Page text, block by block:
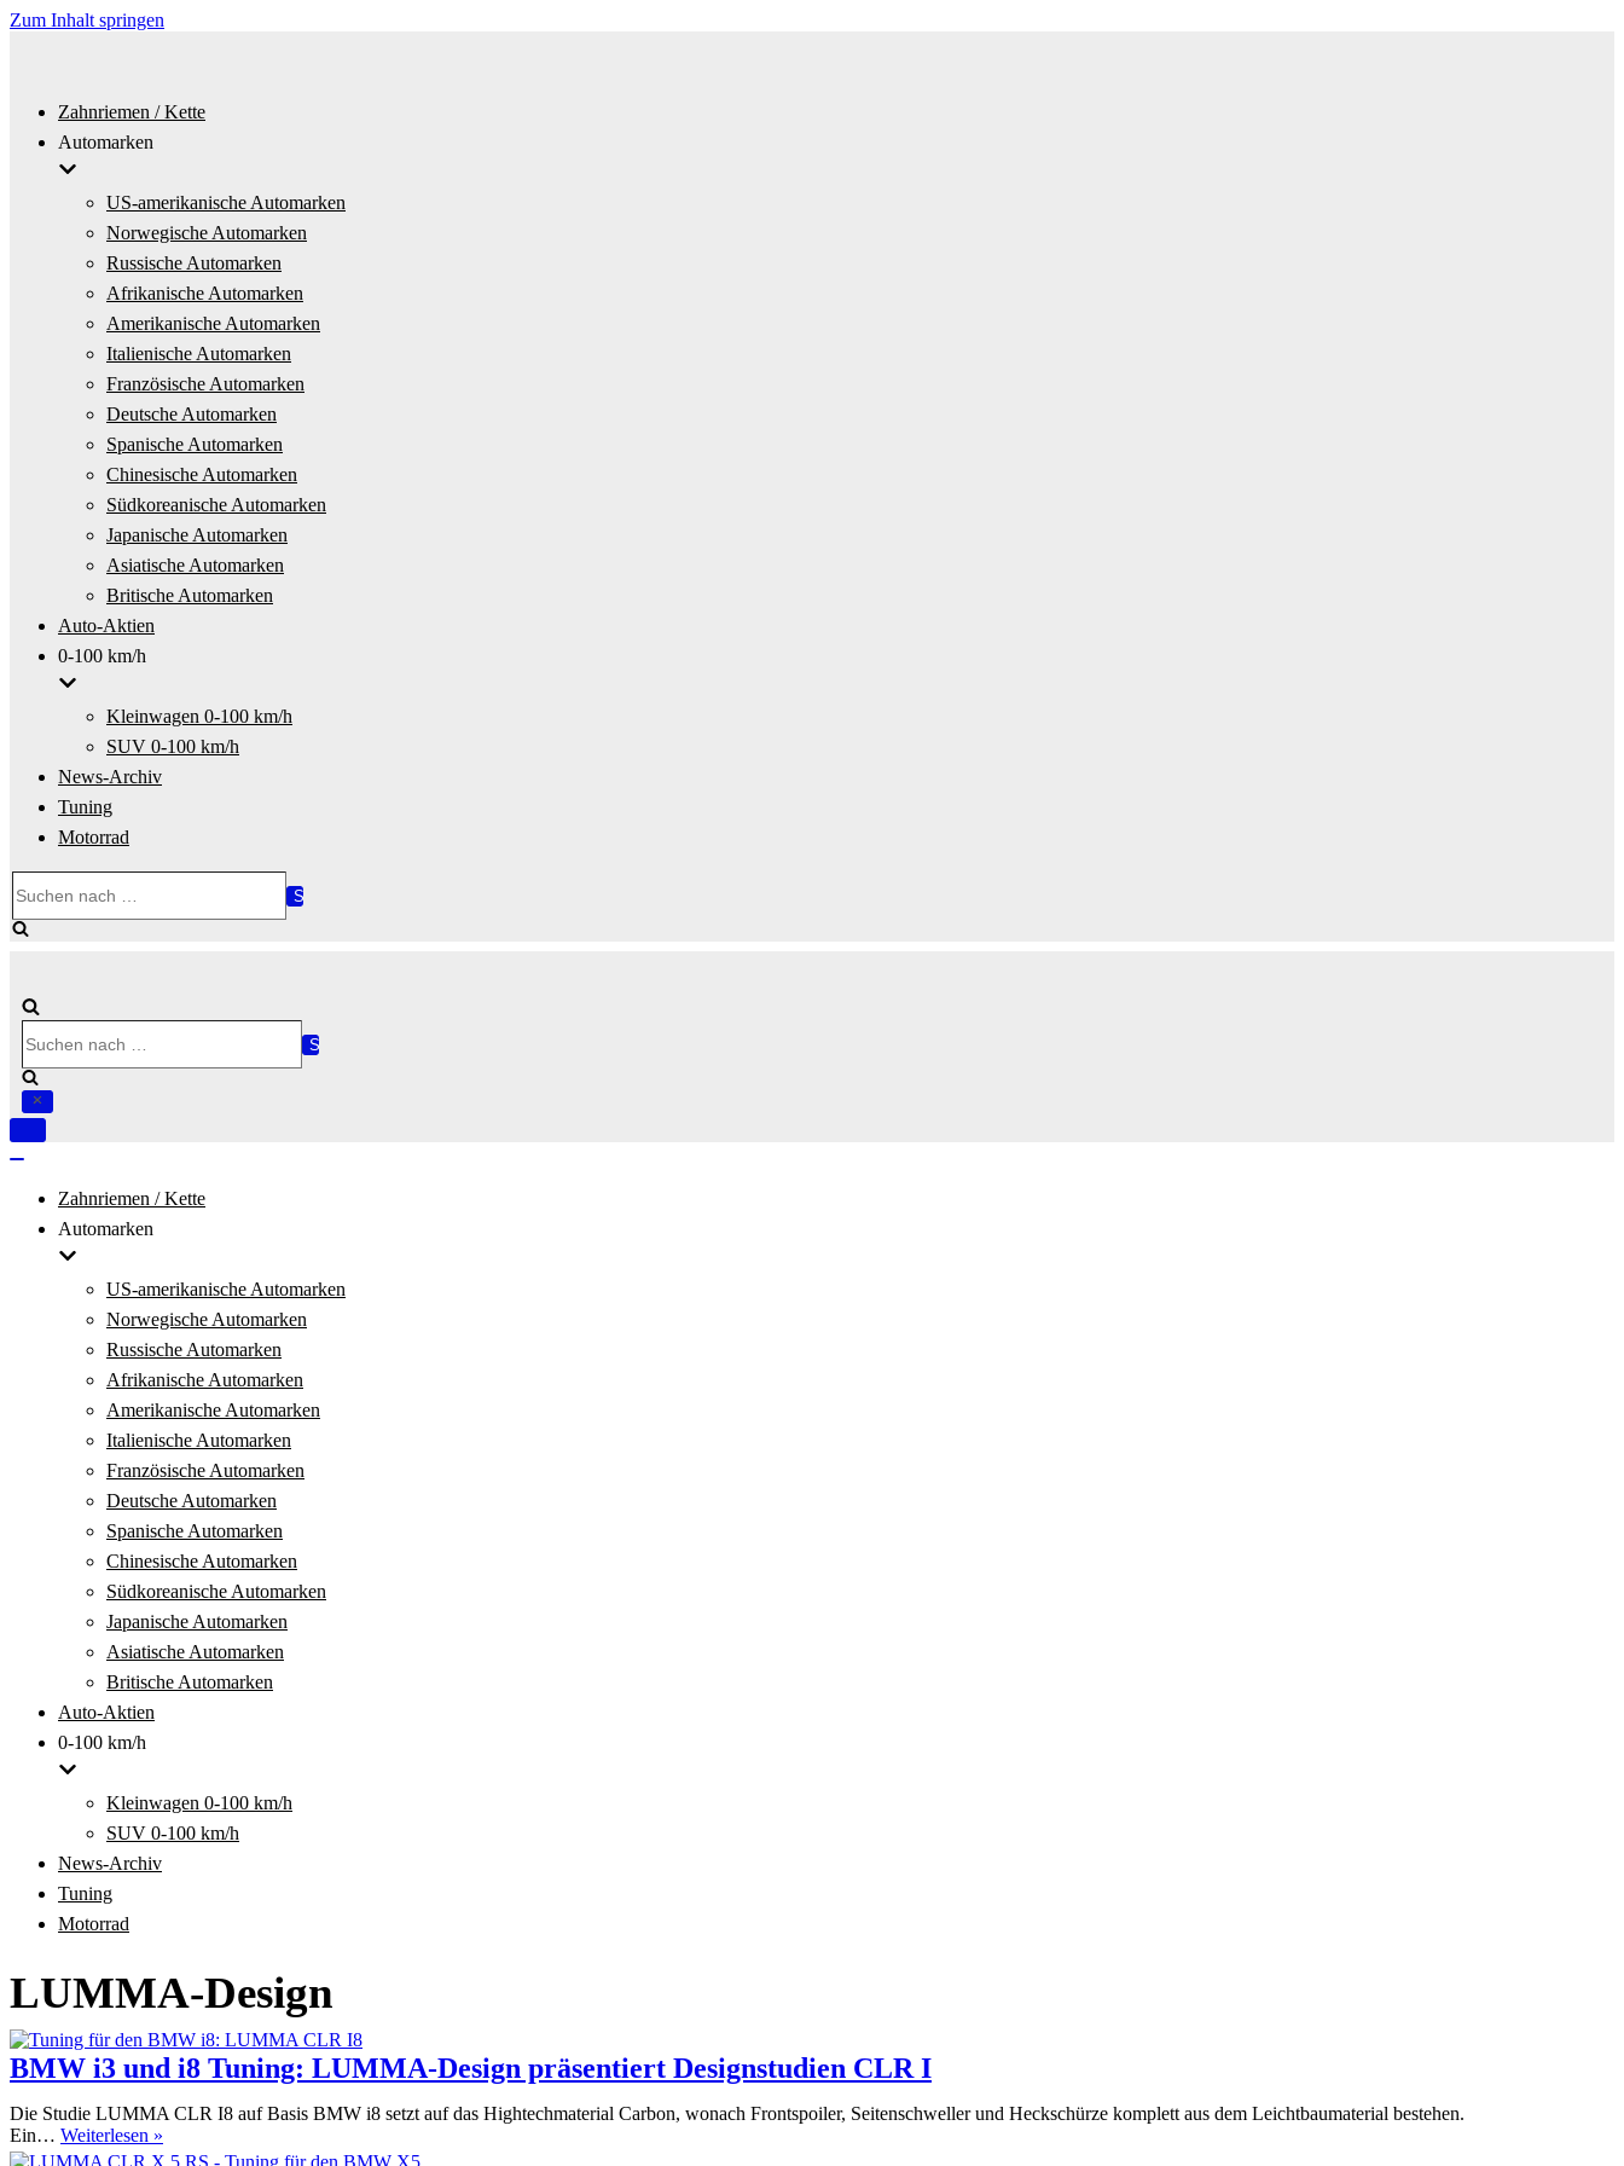
Zum Inhalt springen
Zahnriemen / Kette
Automarken
US-amerikanische Automarken
Norwegische Automarken
Russische Automarken
Afrikanische Automarken
Amerikanische Automarken
Italienische Automarken
Französische Automarken
Deutsche Automarken
Spanische Automarken
Chinesische Automarken
Südkoreanische Automarken
Japanische Automarken
Asiatische Automarken
Britische Automarken
Auto-Aktien
0-100 km/h
Kleinwagen 0-100 km/h
SUV 0-100 km/h
News-Archiv
Tuning
Motorrad
nach …
nach …
Navigation
Zahnriemen / Kette
Automarken
US-amerikanische Automarken
Norwegische Automarken
Russische Automarken
Afrikanische Automarken
Amerikanische Automarken
Italienische Automarken
Französische Automarken
Deutsche Automarken
Spanische Automarken
Chinesische Automarken
Südkoreanische Automarken
Japanische Automarken
Asiatische Automarken
Britische Automarken
Auto-Aktien
0-100 km/h
Kleinwagen 0-100 km/h
SUV 0-100 km/h
News-Archiv
Tuning
Motorrad
LUMMA-Design
BMW i3 und i8 Tuning: LUMMA-Design präsentiert Designstudien CLR I
Die Studie LUMMA CLR I8 auf Basis BMW i8 setzt auf das Hightechmaterial Carbon, wonach Frontspoiler, Seitenschweller und Heckschürze komplett aus dem Leichtbaumaterial bestehen.
Ein… Weiterlesen »
i3